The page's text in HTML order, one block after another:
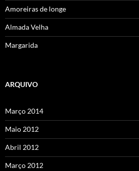
Amoreiras de longe
Almada Velha
Margarida
ARQUIVO
Março 2014
Maio 2012
Abril 2012
Março 2012